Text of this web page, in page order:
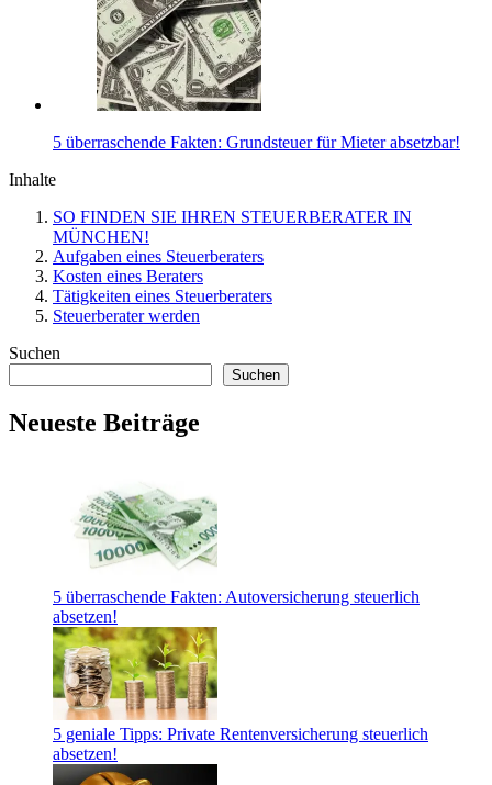
5 überraschende Fakten: Grundsteuer für Mieter absetzbar!
Inhalte
SO FINDEN SIE IHREN STEUERBERATER IN
MÜNCHEN!
Aufgaben eines Steuerberaters
Kosten eines Beraters
Tätigkeiten eines Steuerberaters
Steuerberater werden
Suchen
Suchen
Neueste Beiträge
5 überraschende Fakten: Autoversicherung steuerlich
absetzen!
5 geniale Tipps: Private Rentenversicherung steuerlich
absetzen!